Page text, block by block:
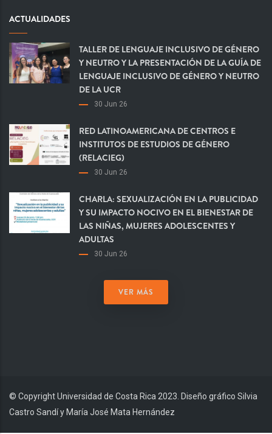
ACTUALIDADES
TALLER DE LENGUAJE INCLUSIVO DE GÉNERO
Y NEUTRO Y LA PRESENTACIÓN DE LA GUÍA DE
LENGUAJE INCLUSIVO DE GÉNERO Y NEUTRO
DE LA UCR
30 Jun 26
RED LATINOAMERICANA DE CENTROS E
INSTITUTOS DE ESTUDIOS DE GÉNERO
(RELACIEG)
30 Jun 26
CHARLA: SEXUALIZACIÓN EN LA PUBLICIDAD
Y SU IMPACTO NOCIVO EN EL BIENESTAR DE
LAS NIÑAS, MUJERES ADOLESCENTES Y
ADULTAS
30 Jun 26
VER MÁS
© Copyright Universidad de Costa Rica 2023. Diseño gráfico Silvia
Castro Sandí y María José Mata Hernández